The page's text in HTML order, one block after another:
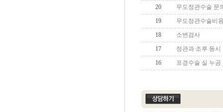
20
무도정관수술 문
19
무도정관수술비
18
소변검사
17
정관과 조루 동
16
포경수술 실 누공